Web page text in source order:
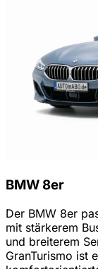
BMW 8er
Der BMW 8er
mit stärkerem
und breiterem
GranTurismo ist